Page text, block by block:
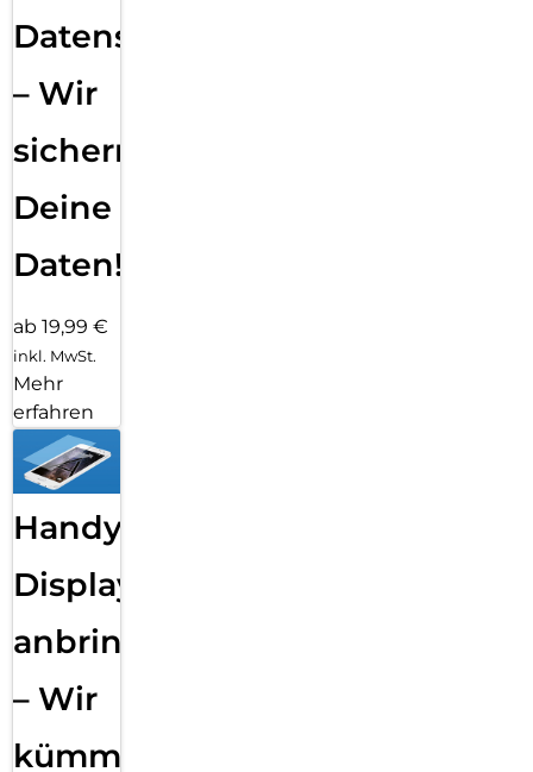
Datensicherung
– Wir
sichern
Deine
Daten!
ab 19,99 €
inkl. MwSt.
Mehr
erfahren
Handy
Displayfolie
anbringen
– Wir
kümmern